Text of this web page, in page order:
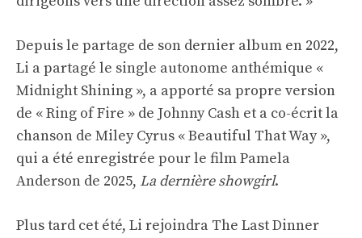
Depuis le partage de son dernier album en 2022,
Li a partagé le single autonome anthémique «
Midnight Shining », a apporté sa propre version
de « Ring of Fire » de Johnny Cash et a co-écrit la
chanson de Miley Cyrus « Beautiful That Way »,
qui a été enregistrée pour le film Pamela
Anderson de 2025, La dernière showgirl.
Plus tard cet été, Li rejoindra The Last Dinner